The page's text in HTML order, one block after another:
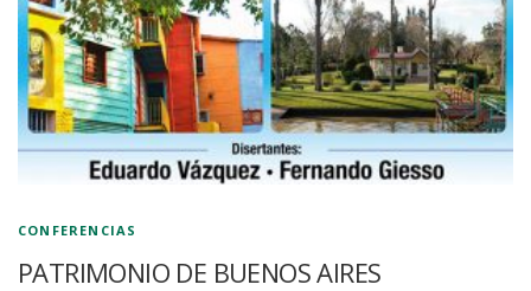
CONFERENCIAS
PATRIMONIO DE BUENOS AIRES